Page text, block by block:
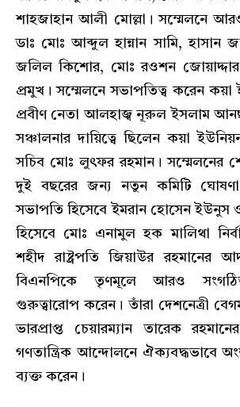
শাহজাহান আলী মোল্লা। সম্মেলনে
ডাঃ মোঃ আব্দুল হান্নান সামি, হাসান
জলিল কিশোর, মোঃ রওশন
প্রমুখ। সম্মেলনে সভাপতিত্ব করেন কয়া
প্রবীণ নেতা আলহাজ্ব নূরুল ইসলাম
সঞ্চালনার দায়িত্বে ছিলেন কয়া
সচিব মোঃ লুৎফর রহমান। সম্মেলনের
দুই বছরের জন্য নতুন কমিটি
সভাপতি হিসেবে ইমরান হোসেন ইউনুস
হিসেবে মোঃ এনামুল হক মালিথা
শহীদ রাষ্ট্রপতি জিয়াউর রহমানের
বিএনপিকে তৃণমূলে আরও
গুরুত্বারোপ করেন। তাঁরা দেশনেত্রী
ভারপ্রাপ্ত চেয়ারম্যান তারেক
গণতান্ত্রিক আন্দোলনে ঐক্যবদ্ধভাবে
ব্যক্ত করেন।